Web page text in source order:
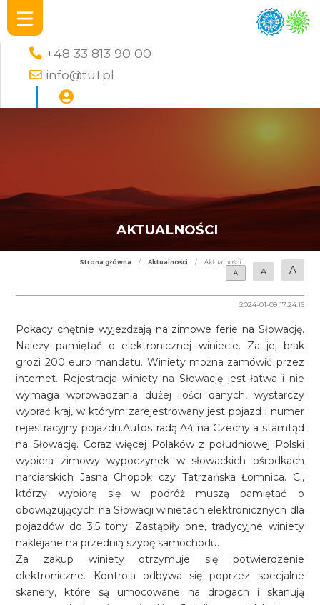
+48 33 813 90 00
info@tu1.pl
AKTUALNOŚCI
Strona główna / Aktualności /
Aktualności
A
A A
2024-01-09 17:24:16
Pokacy chętnie wyjeżdżają na zimowe ferie na Słowację.
Należy pamiętać o elektronicznej winiecie. Za jej brak
grozi 200 euro mandatu. Winiety można zamówić przez
internet. Rejestracja winiety na Słowację jest łatwa i nie
wymaga wprowadzania dużej ilości danych, wystarczy
wybrać kraj, w którym zarejestrowany jest pojazd i numer
rejestracyjny pojazdu.Autostradą A4 na Czechy a stamtąd
na Słowację. Coraz więcej Polaków z południowej Polski
wybiera zimowy wypoczynek w słowackich ośrodkach
narciarskich Jasna Chopok czy Tatrzańska Łomnica. Ci,
którzy wybiorą się w podróż muszą pamiętać o
obowiązujących na Słowacji winietach elektronicznych dla
pojazdów do 3,5 tony. Zastąpiły one, tradycyjne winiety
naklejane na przednią szybę samochodu.
Za zakup winiety otrzymuje się potwierdzenie
elektroniczne. Kontrola odbywa się poprzez specjalne
skanery, które są umocowane na drogach i skanują